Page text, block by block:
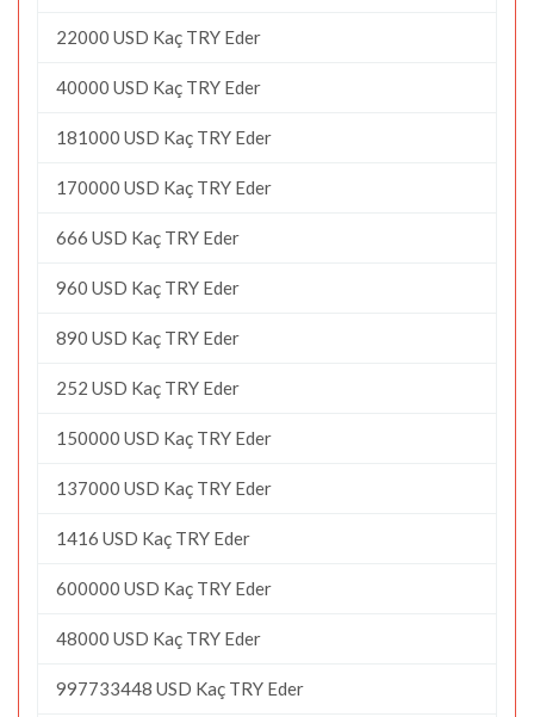
22000 USD Kaç TRY Eder
40000 USD Kaç TRY Eder
181000 USD Kaç TRY Eder
170000 USD Kaç TRY Eder
666 USD Kaç TRY Eder
960 USD Kaç TRY Eder
890 USD Kaç TRY Eder
252 USD Kaç TRY Eder
150000 USD Kaç TRY Eder
137000 USD Kaç TRY Eder
1416 USD Kaç TRY Eder
600000 USD Kaç TRY Eder
48000 USD Kaç TRY Eder
997733448 USD Kaç TRY Eder